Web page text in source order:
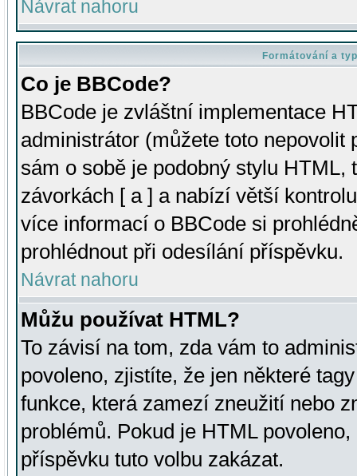
Návrat nahoru
Formátování a
Co je BBCode?
BBCode je zvláštní implementace
administrátor (můžete toto
sám o sobě je podobný stylu HTML,
závorkách [ a ] a nabízí větší
více informací o BBCode si
prohlédnout při odesílání příspěvku.
Návrat nahoru
Můžu používat HTML?
To závisí na tom, zda vám to
povoleno, zjistíte, že jen některé
funkce, která zamezí zneužití nebo
problémů. Pokud je HTML
příspěvku tuto volbu zakázat.